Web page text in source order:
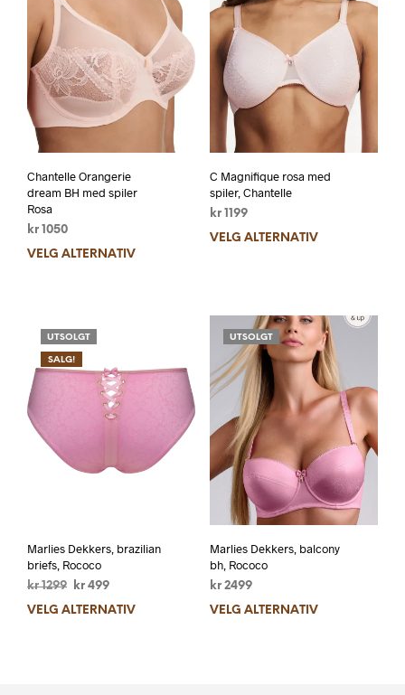
Chantelle Orangerie
dream BH med spiler
Rosa
kr 1050
VELG ALTERNATIV
C Magnifique rosa med
spiler, Chantelle
kr1199
VELG ALTERNATIV
UTSOLGT
SALG!
Marlies Dekkers, brazilian
briefs, Rococo
kr1299 kr 499
VELG ALTERNATIV
UTSOLGT
Marlies Dekkers, balcony
bh, Rococo
kr2499
VELG ALTERNATIV